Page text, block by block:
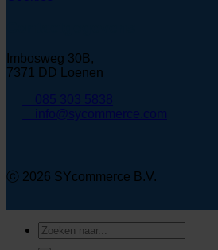
Imbosweg 30B,
7371 DD Loenen
085 303 5838
info@sycommerce.com
ⓒ 2026 SYcommerce B.V.
Zoeken
naar: